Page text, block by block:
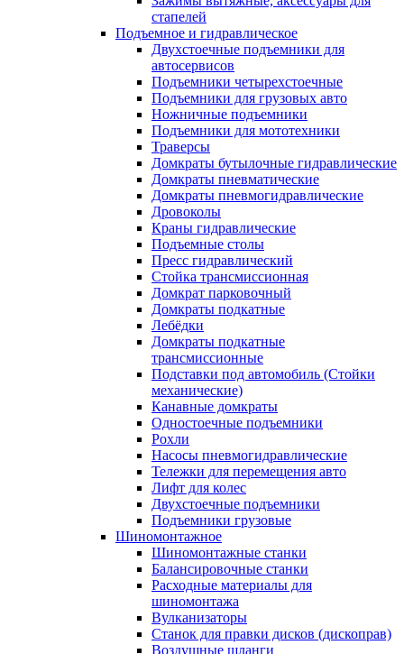
стапелей
Подъемное и гидравлическое
Двухстоечные подъемники для
автосервисов
Подъемники четырехстоечные
Подъемники для грузовых авто
Ножничные подъемники
Подъемники для мототехники
Траверсы
Домкраты бутылочные гидравлические
Домкраты пневматические
Домкраты пневмогидравлические
Дровоколы
Краны гидравлические
Подъемные столы
Пресс гидравлический
Стойка трансмиссионная
Домкрат парковочный
Домкраты подкатные
Лебёдки
Домкраты подкатные
трансмиссионные
Подставки под автомобиль (Стойки
механические)
Канавные домкраты
Одностоечные подъемники
Рохли
Насосы пневмогидравлические
Тележки для перемещения авто
Лифт для колес
Двухстоечные подъемники
Подъемники грузовые
Шиномонтажное
Шиномонтажные станки
Балансировочные станки
Расходные материалы для
шиномонтажа
Вулканизаторы
Станок для правки дисков (дископрав)
Воздушные шланги